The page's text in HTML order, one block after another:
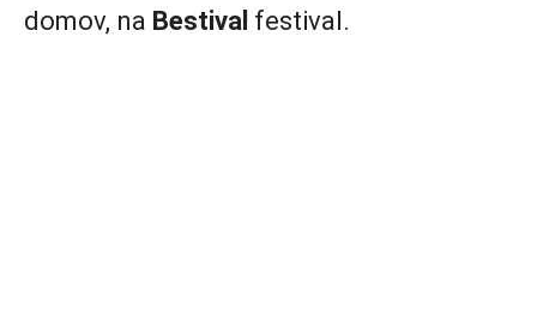
domov, na Bestival festival.